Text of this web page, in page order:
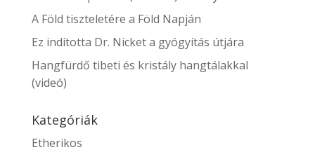
A Föld tiszteletére a Föld Napján
Ez indította Dr. Nicket a gyógyítás útjára
Hangfürdő tibeti és kristály hangtálakkal
(videó)
Kategóriák
Etherikos